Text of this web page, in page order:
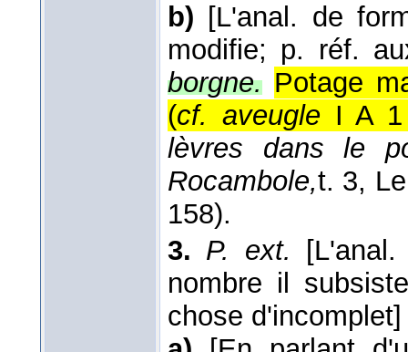
b) [L'anal. de
modifie; p. réf.
borgne. Potage
(cf. aveugle I A
lèvres dans le
Rocambole,t. 3,
158).
3. P. ext.
nombre il
chose d'incomplet]